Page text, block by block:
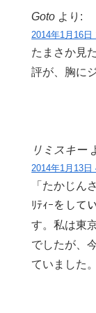
Goto より:
2014年1月16日
たまさか見
評が、胸に
リミスキー
2014年1月13日
「たかじん
ﾘﾃｨｰをして
す。私は東
でしたが、
ていました。